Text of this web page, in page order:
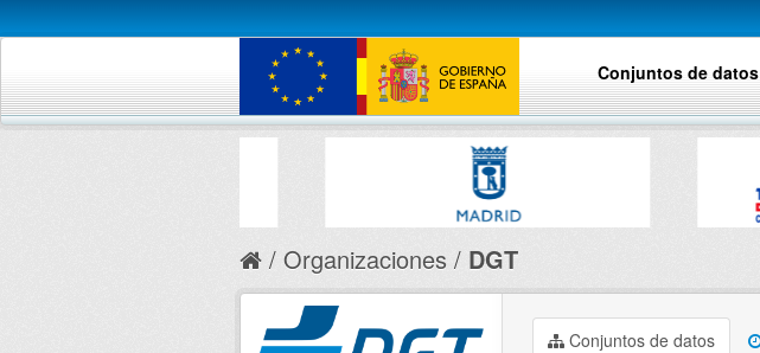
Conjuntos de datos
Organizaciones DGT
Conjuntos de datos